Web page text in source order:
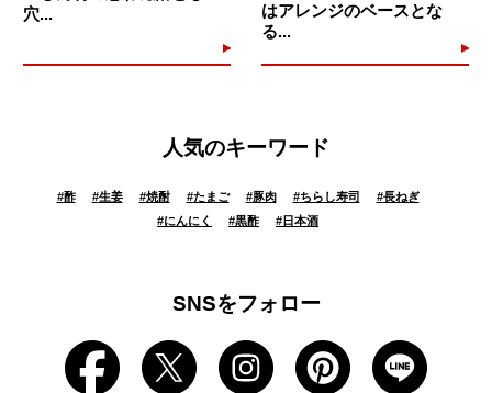
穴...
はアレンジのベースとな
る...
人気のキーワード
#酢 #生姜 #焼酎 #たまご #豚肉 #ちらし寿司 #長ねぎ
#にんにく #黒酢 # 日本酒
SNSをフォロー